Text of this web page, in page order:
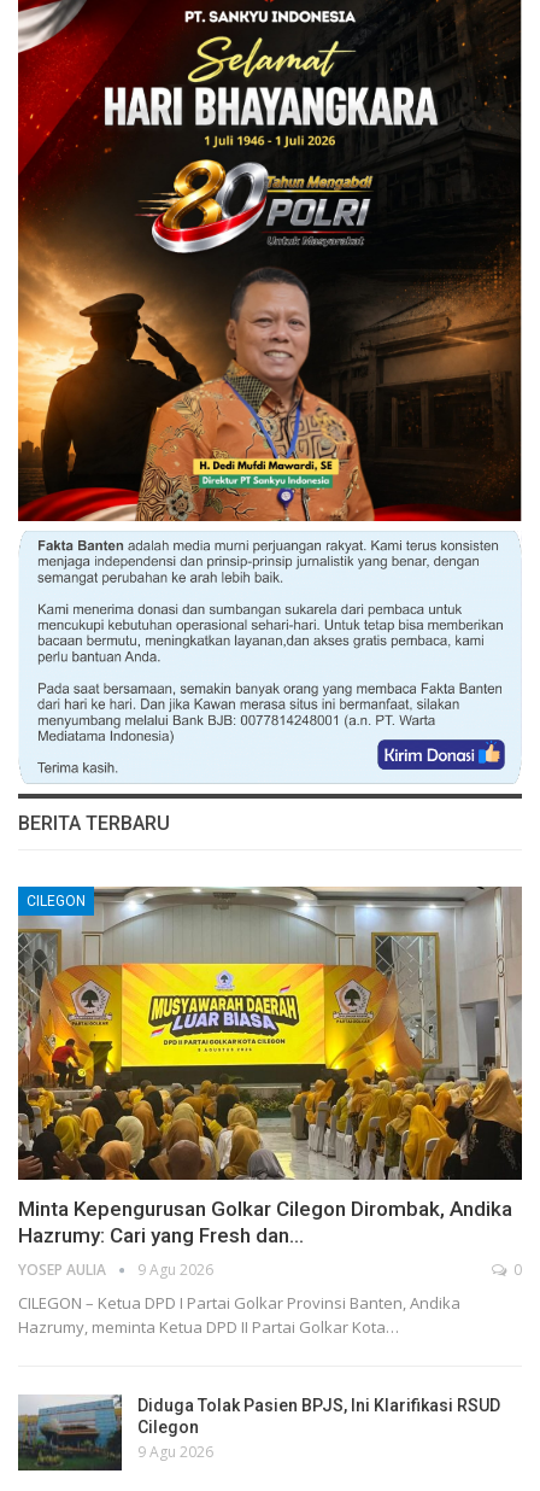
BERITA TERBARU
CILEGON
Minta Kepengurusan Golkar Cilegon Dirombak, Andika
Hazrumy: Cari yang Fresh dan…
YOSEP AULIA 9 Agu 2026 0
CILEGON – Ketua DPD I Partai Golkar Provinsi Banten, Andika
Hazrumy, meminta Ketua DPD II Partai Golkar Kota…
Diduga Tolak Pasien BPJS, Ini Klarifikasi RSUD
Cilegon
9 Agu 2026